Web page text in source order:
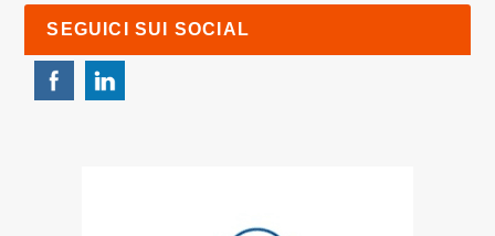
SEGUICI SUI SOCIAL